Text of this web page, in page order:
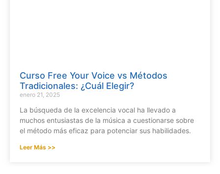
Curso Free Your Voice vs Métodos
Tradicionales: ¿Cuál Elegir?
enero 21, 2025
La búsqueda de la excelencia vocal ha llevado a
muchos entusiastas de la música a cuestionarse sobre
el método más eficaz para potenciar sus habilidades.
Leer Más >>